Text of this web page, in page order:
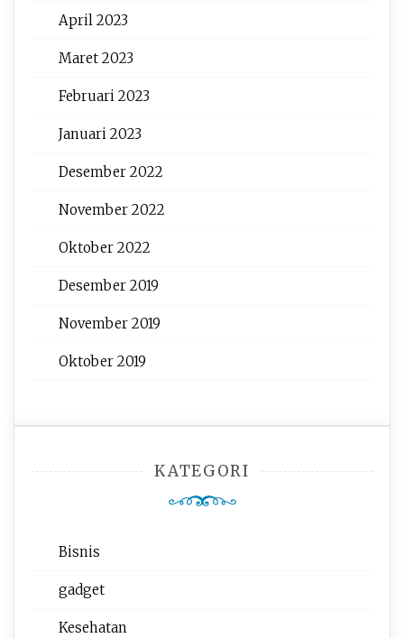
April 2023
Maret 2023
Februari 2023
Januari 2023
Desember 2022
November 2022
Oktober 2022
Desember 2019
November 2019
Oktober 2019
KATEGORI
Bisnis
gadget
Kesehatan